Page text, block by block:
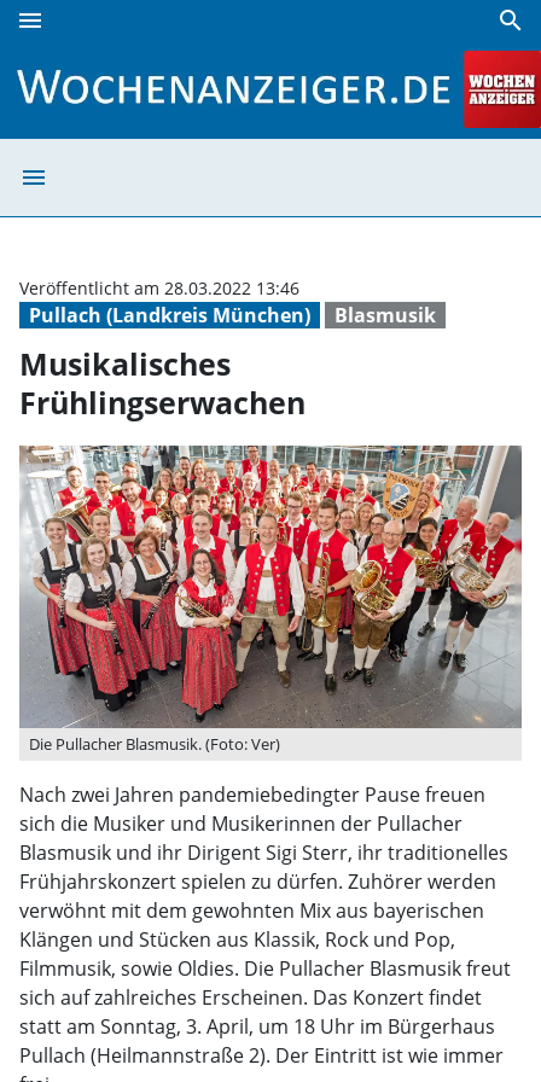
menu search
menu
Pullach (Landkreis München) Blasmusik
Veröffentlicht am 28.03.2022 13:46
Musikalisches
Frühlingserwachen
Die Pullacher Blasmusik. (Foto: Ver)
Nach zwei Jahren pandemiebedingter Pause freuen
sich die Musiker und Musikerinnen der Pullacher
Blasmusik und ihr Dirigent Sigi Sterr, ihr traditionelles
Frühjahrskonzert spielen zu dürfen. Zuhörer werden
verwöhnt mit dem gewohnten Mix aus bayerischen
Klängen und Stücken aus Klassik, Rock und Pop,
Filmmusik, sowie Oldies. Die Pullacher Blasmusik freut
sich auf zahlreiches Erscheinen. Das Konzert findet
statt am Sonntag, 3. April, um 18 Uhr im Bürgerhaus
Pullach (Heilmannstraße 2). Der Eintritt ist wie immer